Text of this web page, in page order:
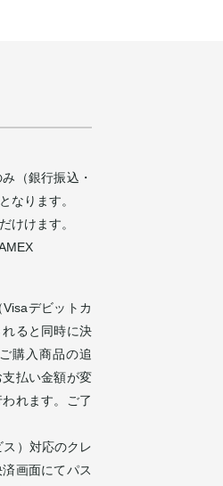
（銀行振込・
なります。
けけます。
デビットカ
ると同時に決
購入商品の追
払い金額が変
れます。ご了
）対応のクレ
画面にてパス